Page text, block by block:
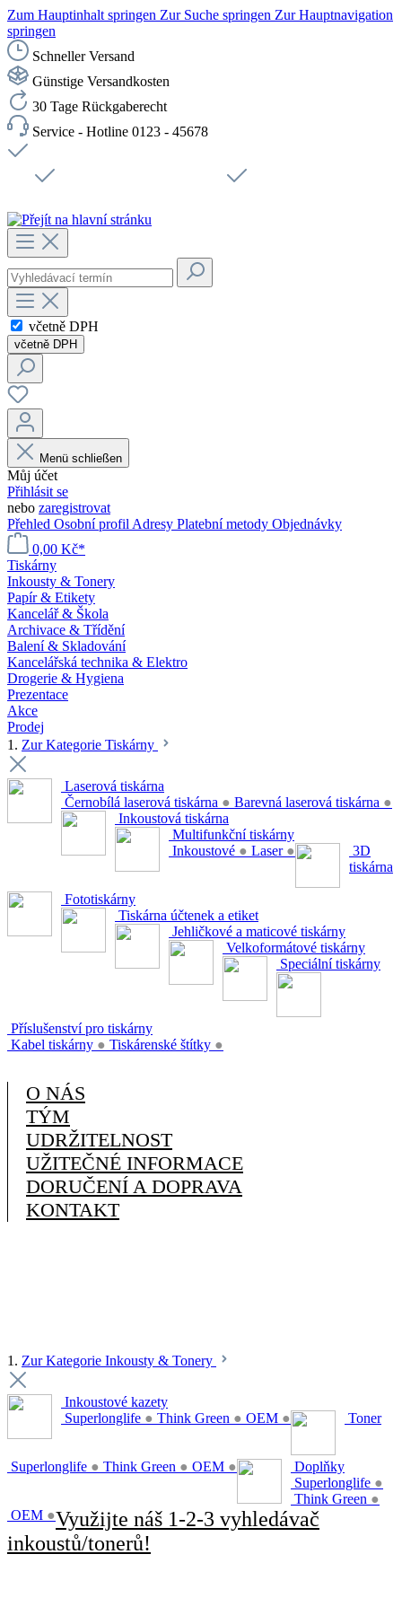
Zum Hauptinhalt springen Zur Suche springen Zur Hauptnavigation
springen
Schneller Versand
Günstige Versandkosten
30 Tage Rückgaberecht
Service - Hotline 0123 - 45678
včetně DPH
včetně DPH
Menü schließen
Můj účet
Přihlásit se
nebo zaregistrovat
Přehled Osobní profil Adresy Platební metody Objednávky
0,00 Kč*
Tiskárny
Inkousty & Tonery
Papír & Etikety
Kancelář & Škola
Archivace & Třídění
Balení & Skladování
Kancelářská technika & Elektro
Drogerie & Hygiena
Prezentace
Akce
Prodej
1. Zur Kategorie Tiskárny
Laserová tiskárna
Černobílá laserová tiskárna ● Barevná laserová tiskárna ●
Inkoustová tiskárna
Multifunkční tiskárny
Inkoustové ● Laser ●
3D
tiskárna
Fototiskárny
Tiskárna účtenek a etiket
Jehličkové a maticové tiskárny
Velkoformátové tiskárny
Speciální tiskárny
Příslušenství pro tiskárny
Kabel tiskárny ● Tiskárenské štítky ●
O NÁS
TÝM
UDRŽITELNOST
UŽITEČNÉ INFORMACE
DORUČENÍ A DOPRAVA
KONTAKT
1. Zur Kategorie Inkousty & Tonery
Inkoustové kazety
Superlonglife ● Think Green ● OEM ● Toner
Superlonglife ● Think Green ● OEM ●
Doplňky
Superlonglife ●
Think Green ●
OEM ●Využijte náš 1-2-3 vyhledávač
inkoustů/tonerů!